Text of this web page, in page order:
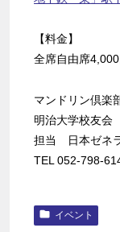
【料金】
全席自由席4,000
マンドリン倶楽
明治大学校友
担当 日本ゼネ
TEL 052-798-
イベント